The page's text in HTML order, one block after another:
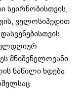
სეირნობისთვის,
ველოსიპედით
მნიშვნელოვანი
ნაწილი ხდება